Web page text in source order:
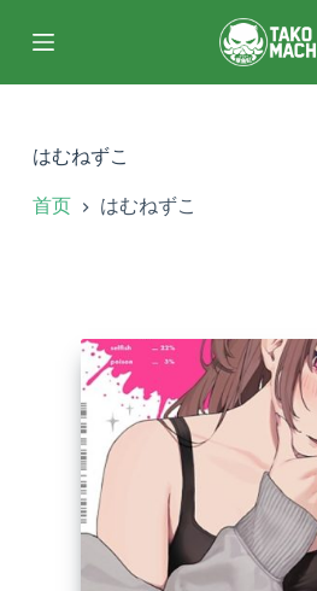
过
はむねずこ
首页 はむねずこ